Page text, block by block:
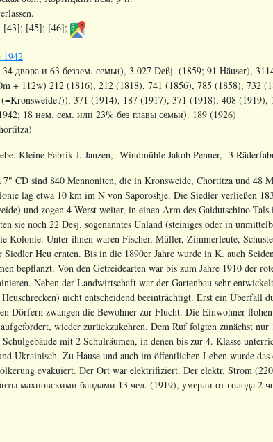
[43]; [45]; [46];
1942
34 двора и 63 беззем. семьи), 3.027 Deßj. (1859; 91 Häuser),
+ 112w) 212 (1816), 212 (1818), 741 (1856), 785 (1858), 732
371 (1914), 187 (1917), 371 (1918), 408 (1919),
18 нем. сем. или 23% без главы семьи). 189 (1926)
Kleine Fabrik J. Janzen, Windmühle Jakob Penner, 3
CD sind 840 Mennoniten, die in Kronsweide, Chortitza und 48
lag etwa 10 km im N von Saporoshje. Die Siedler verließen
und zogen 4 Werst weiter, in einen Arm des Gaidutschino-
sie noch 22 Desj. sogenanntes Unland (steiniges oder in
Kolonie. Unter ihnen waren Fischer, Müller, Zimmerleute,
Heu ernten. Bis in die 1890er Jahre wurde in K. auch
bepflanzt. Von den Getreidearten war bis zum Jahre 1910 der
Neben der Landwirtschaft war der Gartenbau sehr
nicht entscheidend beeinträchtigt. Erst ein
Dörfern zwangen die Bewohner zur Flucht. Die Einwohner
wieder zurückzukehren. Dem Ruf folgten zunächst
Schulgebäude mit 2 Schulräumen, in denen bis zur 4. Klasse
Ukrainisch. Zu Hause und auch im öffentlichen Leben wurde
evakuiert. Der Ort war elektrifiziert. Der elektr. Strom
махновскими бандами 13 чел. (1919), умерли от голода 2